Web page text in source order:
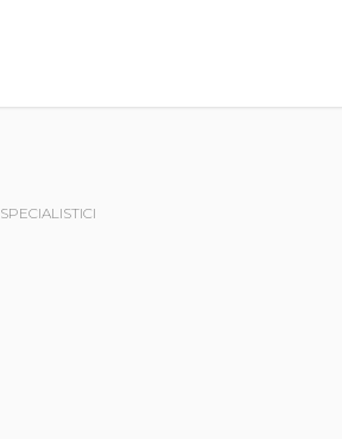
SPECIALISTICI